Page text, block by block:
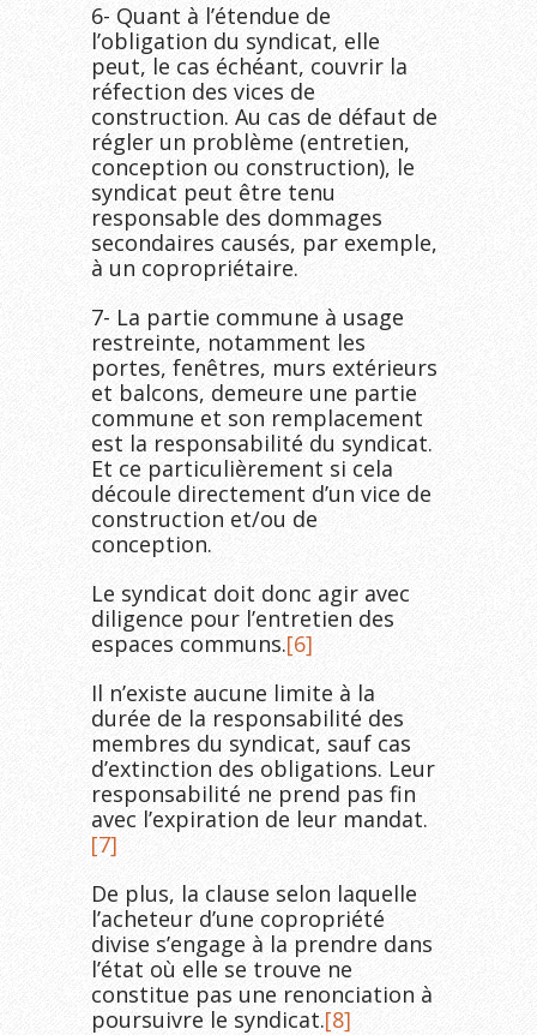
6- Quant à l’étendue de
l’obligation du syndicat, elle
peut, le cas échéant, couvrir la
réfection des vices de
construction. Au cas de défaut de
régler un problème (entretien,
conception ou construction), le
syndicat peut être tenu
responsable des dommages
secondaires causés, par exemple,
à un copropriétaire.
7- La partie commune à usage
restreinte, notamment les
portes, fenêtres, murs extérieurs
et balcons, demeure une partie
commune et son remplacement
est la responsabilité du syndicat.
Et ce particulièrement si cela
découle directement d’un vice de
construction et/ou de
conception.
Le syndicat doit donc agir avec
diligence pour l’entretien des
espaces communs.[6]
Il n’existe aucune limite à la
durée de la responsabilité des
membres du syndicat, sauf cas
d’extinction des obligations. Leur
responsabilité ne prend pas fin
avec l’expiration de leur mandat.
[7]
De plus, la clause selon laquelle
l’acheteur d’une copropriété
divise s’engage à la prendre dans
l’état où elle se trouve ne
constitue pas une renonciation à
poursuivre le syndicat.[8]